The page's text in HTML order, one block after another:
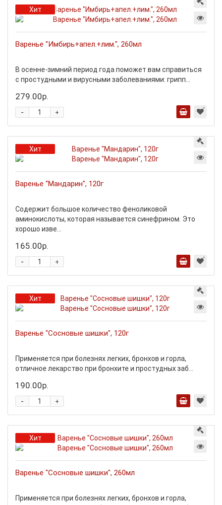
Хит
Варенье "Имбирь+апел.+лим.", 260мл
В осенне-зимний период года поможет вам справиться
с простудными и вирусными заболеваниями: грипп...
279.00р.
+
-
Хит
Варенье "Мандарин", 120г
Содержит большое количество феноликовой
аминокислоты, которая называется синефрином. Это
хорошо изве...
165.00р.
+
-
Хит
Варенье "Сосновые шишки", 120г
Применяется при болезнях легких, бронхов и горла,
отличное лекарство при бронхите и простудных заб...
190.00р.
+
-
Хит
Варенье "Сосновые шишки", 260мл
Применяется при болезнях легких, бронхов и горла,